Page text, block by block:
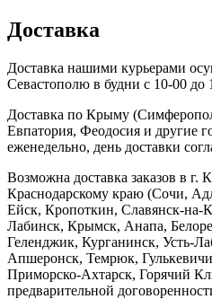
Доставка
Доставка нашими курьерами
Севастополю в будни с 10-00 до
Доставка по Крыму
Евпатория, Феодосия и другие
еженедельно, день доставки
Возможна доставка заказов в г.
Краснодарскому краю (Сочи,
Ейск, Кропоткин, Славянск-на-
Лабинск, Крымск, Анапа,
Геленджик, Курганинск, Усть-
Апшеронск, Темрюк,
Приморско-Ахтарск, Горячий
предварительной